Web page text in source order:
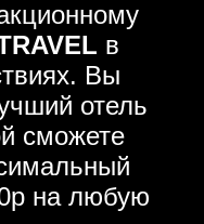
в
Вы
отель
сможете
на любую